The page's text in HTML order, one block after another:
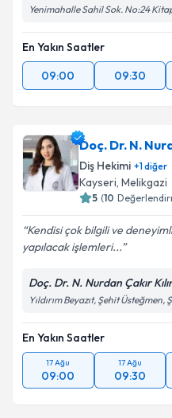
Yenimahalle Sahil Sok. No:24
En Yakın Saatler
09:00
09:30
Doç. Dr. N.
Diş Hekimi +1diğer
Kayseri, Melikgazi
5 (10
Kendisi çok bilgili ve
yapılacak işlemleri...
Doç. Dr. N. Nurdan Çakır
Yıldırım Beyazıt, Şehit
En Yakın Saatler
17 Ağu
09:00
17 Ağu
09:30